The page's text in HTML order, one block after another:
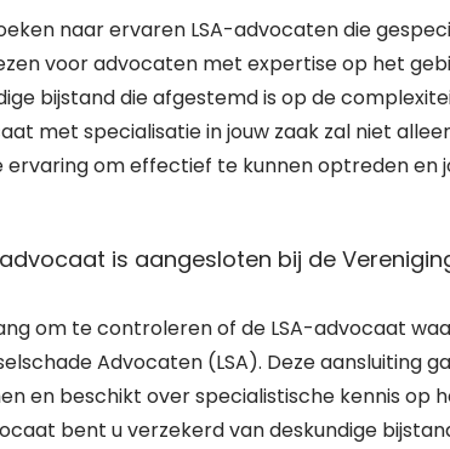
naar ervaren LSA-advocaten die
voor advocaten met expertise op het
bijstand die afgestemd is op de
met specialisatie in jouw zaak zal niet
ervaring om effectief te kunnen optreden en
is aangesloten bij de
om te controleren of de LSA-advocaat
Advocaten (LSA). Deze aansluiting
en beschikt over specialistische kennis op
bent u verzekerd van deskundige